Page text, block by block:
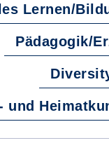
Lernen/
Pädagogik/
und